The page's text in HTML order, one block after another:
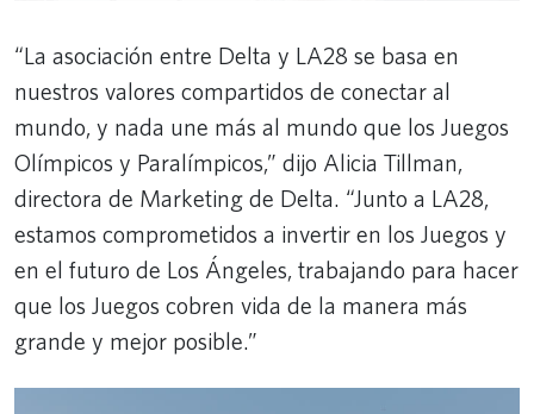
“La asociación entre Delta y LA28 se basa en
nuestros valores compartidos de conectar al
mundo, y nada une más al mundo que los Juegos
Olímpicos y Paralímpicos,” dijo Alicia Tillman,
directora de Marketing de Delta. “Junto a LA28,
estamos comprometidos a invertir en los Juegos y
en el futuro de Los Ángeles, trabajando para hacer
que los Juegos cobren vida de la manera más
grande y mejor posible.”